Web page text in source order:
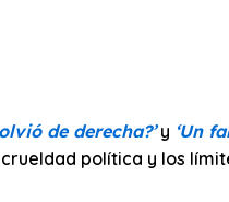
de derecha?’y ‘Un
política y los